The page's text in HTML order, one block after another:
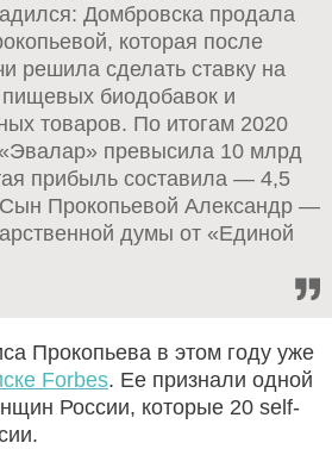
Домбровска продала
которая после
решила сделать ставку на
пищевых биодобавок и
товаров. По итогам 2020
превысила 10 млрд
прибыль составила — 4,5
Прокопьевой Александр —
думы от «Единой
Прокопьева в этом году уже
Forbes. Ее признали одной
России, которые 20 self-